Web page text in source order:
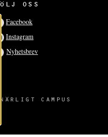
OSS
Facebook
Instagram
Nyhetsbrev
CAMPUS